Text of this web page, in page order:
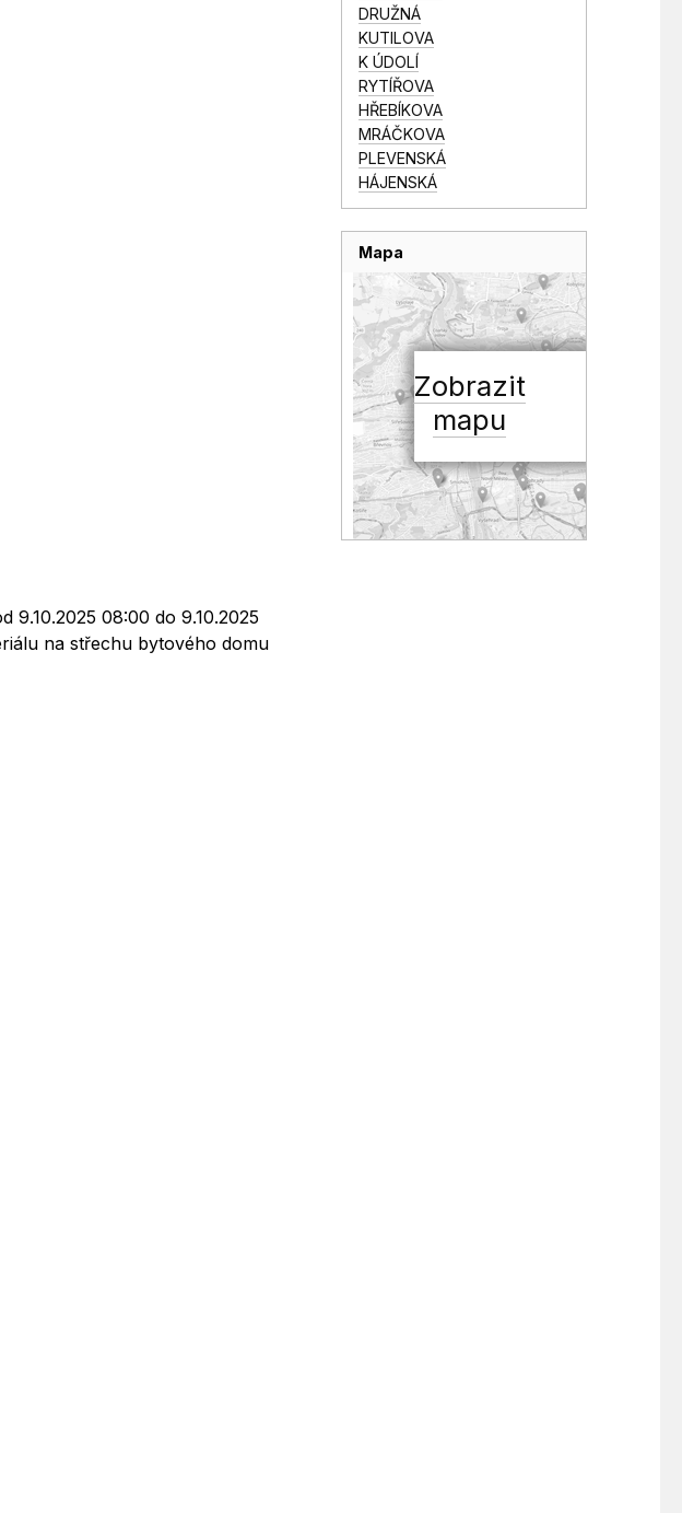
08:00 do 9.10.2025
na střechu bytového domu
DRUŽNÁ
KUTILOVA
K ÚDOLÍ
RYTÍŘOVA
HŘEBÍKOVA
MRÁČKOVA
PLEVENSKÁ
HÁJENSKÁ
Mapa
Zobrazit
mapu